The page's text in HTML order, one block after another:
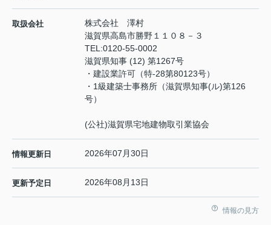
取扱会社
株式会社 澤村
滋賀県高島市勝野１１０８－３
TEL:0120-55-0002
滋賀県知事 (12) 第1267号
・建設業許可（特‐28第80123号）
・1級建築士事務所（滋賀県知事(ル)第126
号）
(公社)滋賀県宅地建物取引業協会
情報更新日 2026年07月30日
更新予定日 2026年08月13日
情報の見方